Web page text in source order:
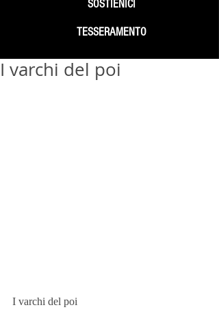
SOSTIENICI
TESSERAMENTO
I varchi del poi
I varchi del poi